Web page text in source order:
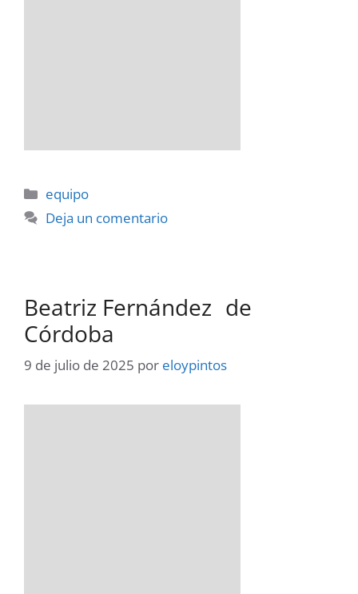
Categorías
equipo
Deja un comentario
Beatriz Fernández de
Córdoba
9 de julio de 2025 por eloypintos